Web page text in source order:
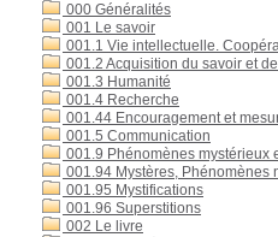
000 Généralités
001 Le savoir
001.1 Vie intellectuelle.
001.2 Acquisition du savoir et
001.3 Humanité
001.4 Recherche
001.44 Encouragement et
001.5 Communication
001.9 Phénomènes mystérieux
001.94 Mystères, Phénomènes
001.95 Mystifications
001.96 Superstitions
002 Le livre